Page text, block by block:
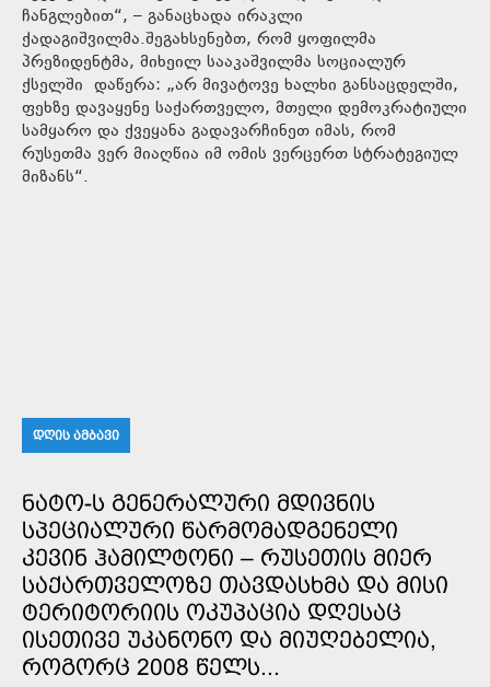
ჩანგლებით“, – განაცხადა ირაკლი
ქადაგიშვილმა.შეგახსენებთ, რომ ყოფილმა
პრეზიდენტმა, მიხეილ სააკაშვილმა სოციალურ
ქსელში დაწერა: „არ მივატოვე ხალხი განსაცდელში,
ფეხზე დავაყენე საქართველო, მთელი დემოკრატიული
სამყარო და ქვეყანა გადავარჩინეთ იმას, რომ
რუსეთმა ვერ მიაღწია იმ ომის ვერცერთ სტრატეგიულ
მიზანს“.
ᲓᲦᲘᲡ ᲐᲛᲑᲐᲕᲘ
ᲜᲐᲢᲝ-Ს ᲒᲔᲜᲔᲠᲐᲚᲣᲠᲘ ᲛᲓᲘᲕᲜᲘᲡ
ᲡᲞᲔᲪᲘᲐᲚᲣᲠᲘ ᲬᲐᲠᲛᲝᲛᲐᲓᲒᲔᲜᲔᲚᲘ
ᲙᲔᲕᲘᲜ ᲰᲐᲛᲘᲚᲢᲝᲜᲘ – ᲠᲣᲡᲔᲗᲘᲡ ᲛᲘᲔᲠ
ᲡᲐᲥᲐᲠᲗᲕᲔᲚᲝᲖᲔ ᲗᲐᲕᲓᲐᲡᲮᲛᲐ ᲓᲐ ᲛᲘᲡᲘ
ᲢᲔᲠᲘᲢᲝᲠᲘᲘᲡ ᲝᲙᲣᲞᲐᲪᲘᲐ ᲓᲦᲔᲡᲐᲪ
ᲘᲡᲔᲗᲘᲕᲔ ᲣᲙᲐᲜᲝᲜᲝ ᲓᲐ ᲛᲘᲣᲦᲔᲑᲔᲚᲘᲐ,
ᲠᲝᲒᲝᲠᲪ 2008 ᲬᲔᲚᲡ...